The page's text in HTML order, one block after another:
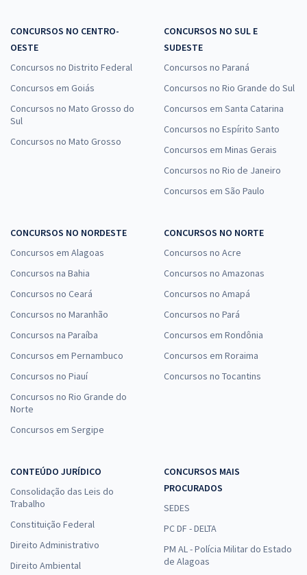
CONCURSOS NO CENTRO-
OESTE
Concursos no Distrito Federal
Concursos em Goiás
Concursos no Mato Grosso do
Sul
Concursos no Mato Grosso
CONCURSOS NO SUL E
SUDESTE
Concursos no Paraná
Concursos no Rio Grande do Sul
Concursos em Santa Catarina
Concursos no Espírito Santo
Concursos em Minas Gerais
Concursos no Rio de Janeiro
Concursos em São Paulo
CONCURSOS NO NORDESTE
Concursos em Alagoas
Concursos na Bahia
Concursos no Ceará
Concursos no Maranhão
Concursos na Paraíba
Concursos em Pernambuco
Concursos no Piauí
Concursos no Rio Grande do
Norte
Concursos em Sergipe
CONCURSOS NO NORTE
Concursos no Acre
Concursos no Amazonas
Concursos no Amapá
Concursos no Pará
Concursos em Rondônia
Concursos em Roraima
Concursos no Tocantins
CONTEÚDO JURÍDICO
Consolidação das Leis do
Trabalho
Constituição Federal
Direito Administrativo
Direito Ambiental
CONCURSOS MAIS
PROCURADOS
SEDES
PC DF - DELTA
PM AL - Polícia Militar do Estado
de Alagoas